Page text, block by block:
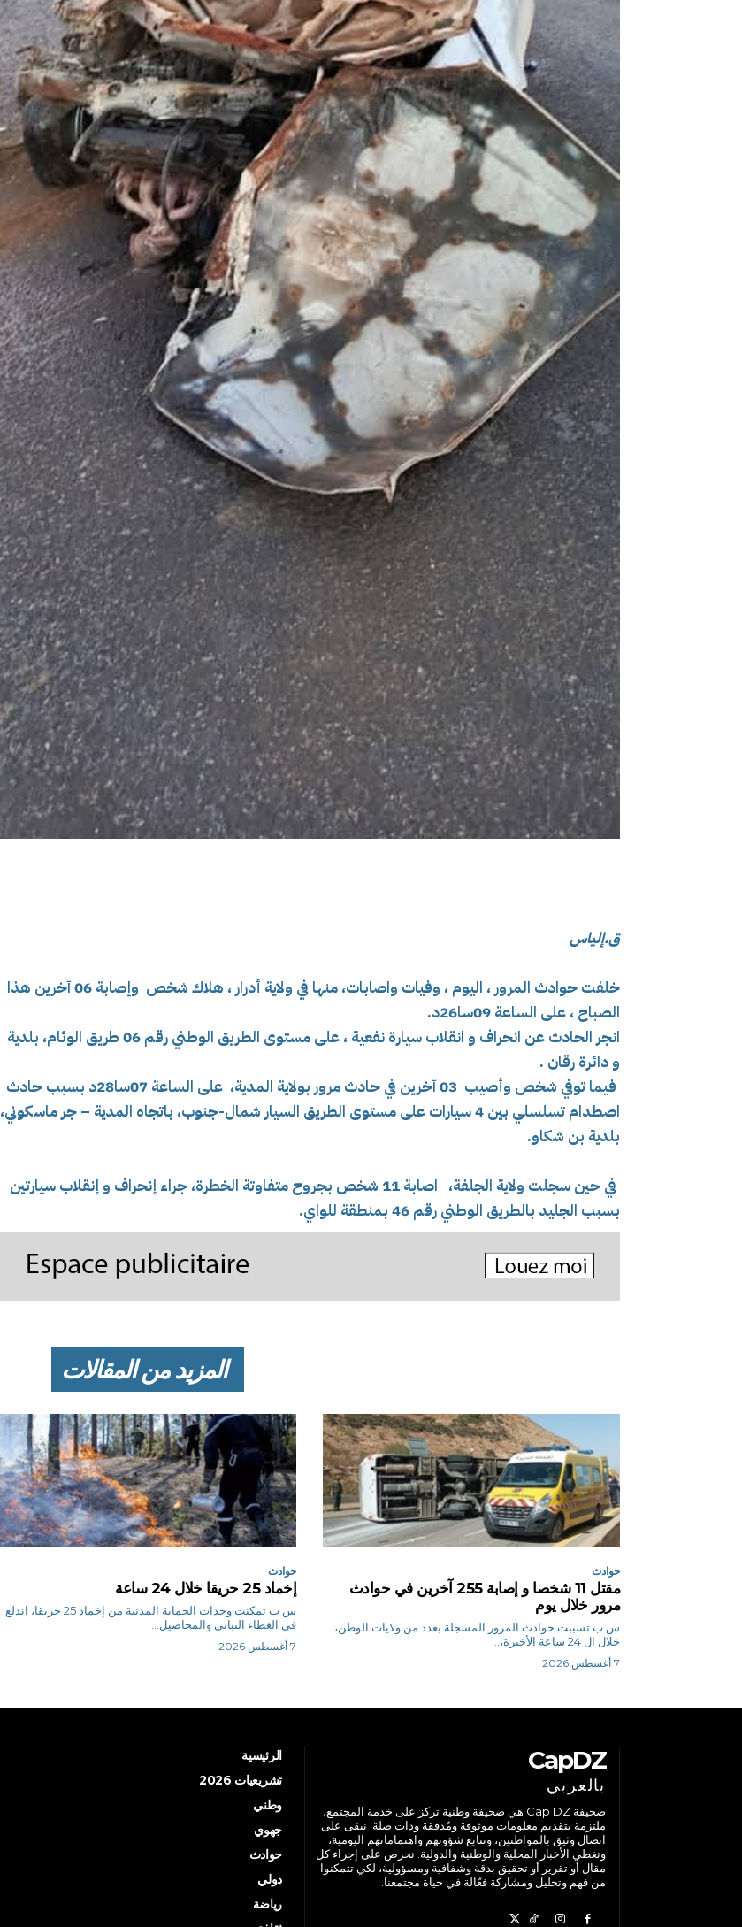
ق.إلياس
خلفت حوادث المرور ، اليوم ، وفيات واصابات، منها في ولاية أدرار ، هلاك شخص
وإصابة 06 آخرين هذا
الصباح ، على الساعة 09سا26د.
انجر الحادث عن انحراف و انقلاب سيارة نفعية ، على مستوى الطريق الوطني رقم 06 طريق الوئام، بلدية
و دائرة رقان .
فيما توفي شخص وأصيب 03 آخرين في حادث مرور بولاية المدية،
على الساعة 07سا28د بسبب حادث
اصطدام تسلسلي بين 4 سيارات على مستوى الطريق السيار شمال-جنوب، باتجاه المدية – جر ماسكوني،
بلدية بن شكاو.
في حين سجلت ولاية الجلفة، اصابة 11 شخص بجروح متفاوتة الخطرة، جراء
إنحراف و إنقلاب سيارتين
بسبب الجليد بالطريق الوطني رقم 46 بمنطقة للواي.
المزيد من المقالات
حوادث
مقتل 11 شخصا و إصابة 255 آخرين في حوادث
مرور خلال يوم
س ب تسببت حوادث المرور المسجلة بعدد من ولايات الوطن،
خلال ال 24 ساعة الأخيرة،...
7 أغسطس 2026
حوادث
إخماد 25 حريقا خلال 24 ساعة
س ب تمكنت وحدات الحماية المدنية من إخماد 25 حريقا، اندلع
في الغطاء النباتي والمحاصيل...
7 أغسطس 2026
CapDZ
بالعربي
صحيفة Cap DZ هي صحيفة وطنية تركز على خدمة المجتمع،
ملتزمة بتقديم معلومات موثوقة ومُدققة وذات صلة. نبقى على
اتصال وثيق بالمواطنين، ونتابع شؤونهم واهتماماتهم اليومية،
ونغطي الأخبار المحلية والوطنية والدولية. نحرص على إجراء كل
مقال أو تقرير أو تحقيق بدقة وشفافية ومسؤولية، لكي تتمكنوا
من فهم وتحليل ومشاركة فعّالة في حياة مجتمعنا.
الرئيسية
تشريعيات 2026
وطني
جهوي
حوادث
دولي
رياضة